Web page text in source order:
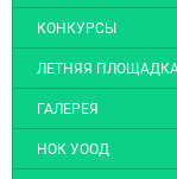
КОНКУРСЫ
ЛЕТНЯЯ
ГАЛЕРЕЯ
НОК УООД